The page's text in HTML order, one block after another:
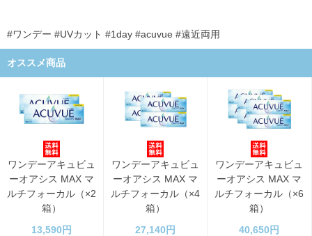
#ワンデー #UVカット #1day #acuvue #遠近両用
オススメ商品
ワンデーアキュビュ
ーオアシス MAX マ
ルチフォーカル（×2
箱）
13,590円
ワンデーアキュビュ
ーオアシス MAX マ
ルチフォーカル（×4
箱）
27,140円
ワンデーアキュビュ
ーオアシス MAX マ
ルチフォーカル（×6
箱）
40,650円